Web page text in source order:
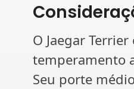
O Jaegar
temperamento
Seu porte